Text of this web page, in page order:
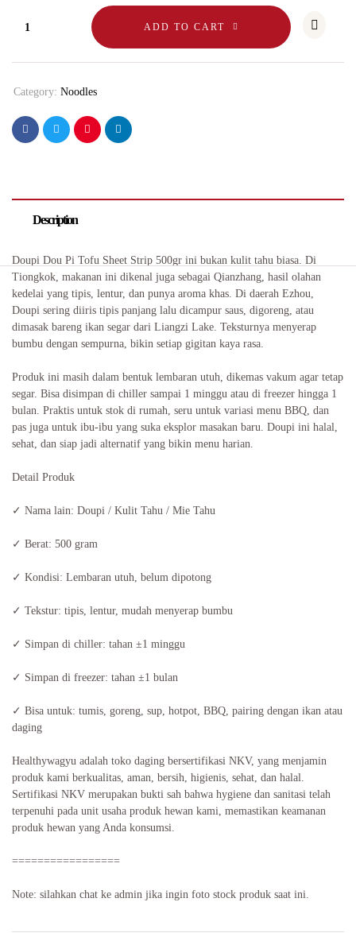
ADD TO CART
Category: Noodles
Description
Doupi Dou Pi Tofu Sheet Strip 500gr ini bukan kulit tahu biasa. Di
Tiongkok, makanan ini dikenal juga sebagai Qianzhang, hasil olahan
kedelai yang tipis, lentur, dan punya aroma khas. Di daerah Ezhou,
Doupi sering diiris tipis panjang lalu dicampur saus, digoreng, atau
dimasak bareng ikan segar dari Liangzi Lake. Teksturnya menyerap
bumbu dengan sempurna, bikin setiap gigitan kaya rasa.
Produk ini masih dalam bentuk lembaran utuh, dikemas vakum agar tetap
segar. Bisa disimpan di chiller sampai 1 minggu atau di freezer hingga 1
bulan. Praktis untuk stok di rumah, seru untuk variasi menu BBQ, dan
pas juga untuk ibu-ibu yang suka eksplor masakan baru. Doupi ini halal,
sehat, dan siap jadi alternatif yang bikin menu harian.
Detail Produk
✓ Nama lain: Doupi / Kulit Tahu / Mie Tahu
✓ Berat: 500 gram
✓ Kondisi: Lembaran utuh, belum dipotong
✓ Tekstur: tipis, lentur, mudah menyerap bumbu
✓ Simpan di chiller: tahan ±1 minggu
✓ Simpan di freezer: tahan ±1 bulan
✓ Bisa untuk: tumis, goreng, sup, hotpot, BBQ, pairing dengan ikan atau
daging
Healthywagyu adalah toko daging bersertifikasi NKV, yang menjamin
produk kami berkualitas, aman, bersih, higienis, sehat, dan halal.
Sertifikasi NKV merupakan bukti sah bahwa hygiene dan sanitasi telah
terpenuhi pada unit usaha produk hewan kami, memastikan keamanan
produk hewan yang Anda konsumsi.
=================
Note: silahkan chat ke admin jika ingin foto stock produk saat ini.